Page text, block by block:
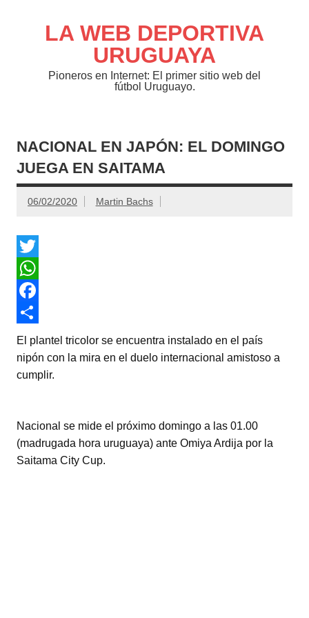
contenidoLA WEB DEPORTIVA
URUGUAYA
Pioneros en Internet: El primer sitio web del
fútbol Uruguayo.
NACIONAL EN JAPÓN: EL DOMINGO
JUEGA EN SAITAMA
06/02/2020 Martin Bachs
T
w
t
t
e
W
h
a
t
s
p
p
F
a
c
e
o
o
k
C
o
m
a
r
t
El plantel tricolor se encuentra instalado en el país
nipón con la mira en el duelo internacional amistoso a
cumplir.
Nacional se mide el próximo domingo a las 01.00
(madrugada hora uruguaya) ante Omiya Ardija por la
Saitama City Cup.